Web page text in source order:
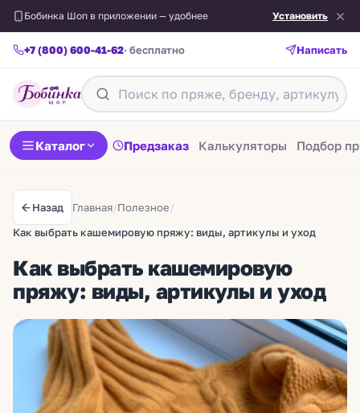
Бобинка Шоп в приложении — удобнее Установить
+7 (800) 600-41-62· бесплатно Написать
Каталог Предзаказ Калькуляторы Подбор
Назад Главная/Полезное/
Как выбрать кашемировую пряжу: виды, артикулы и уход
Как выбрать кашемировую
пряжу: виды, артикулы и уход